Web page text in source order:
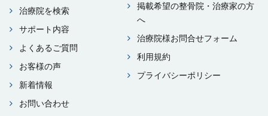
治療院を検索
サポート内容
よくあるご質問
お客様の声
新着情報
お問い合わせ
掲載希望の整⾻院・治療家の⽅
へ
治療院様お問合せフォーム
利⽤規約
プライバシーポリシー